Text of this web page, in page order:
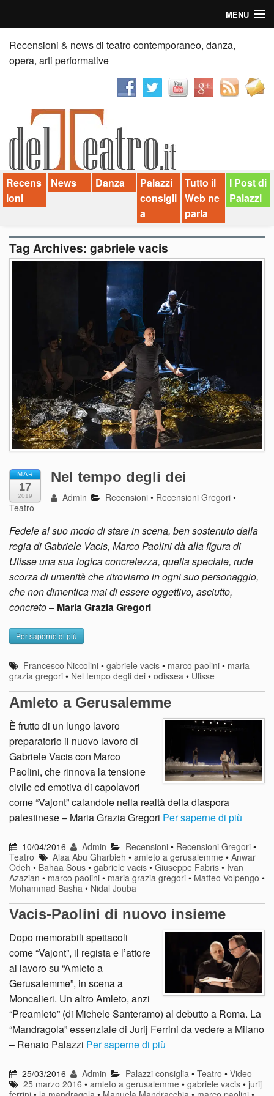
MENU
Home
Recensioni
News
Palazzi consiglia
Video
Chi siamo
Contatti
Recensioni & news di teatro contemporaneo, danza,
opera, arti performative
Recens
ioni
News Danza
Palazzi
consigli
a
Tutto il
Web ne
parla
I Post di
Palazzi
Tag Archives: gabriele vacis
MAR
17
2019
Nel tempo degli dei
Admin Recensioni • Recensioni Gregori •
Teatro
Fedele al suo modo di stare in scena, ben sostenuto dalla
regia di Gabriele Vacis, Marco Paolini dà alla figura di
Ulisse una sua logica concretezza, quella speciale, rude
scorza di umanità che ritroviamo in ogni suo personaggio,
che non dimentica mai di essere oggettivo, asciutto,
concreto– Maria Grazia Gregori
Per saperne di più
Francesco Niccolini •gabriele vacis • marco paolini • maria
grazia gregori • Nel tempo degli dei • odissea • Ulisse
Amleto a Gerusalemme
È frutto di un lungo lavoro
preparatorio il nuovo lavoro di
Gabriele Vacis con Marco
Paolini, che rinnova la tensione
civile ed emotiva di capolavori
come “Vajont” calandole nella realtà della diaspora
palestinese – Maria Grazia Gregori Per saperne di più
10/04/2016 Admin Recensioni• Recensioni Gregori•
Teatro
Alaa Abu Gharbieh •amleto a gerusalemme •Anwar
Odeh • Bahaa Sous • gabriele vacis • Giuseppe Fabris • Ivan
Azazian • marco paolini • maria grazia gregori • Matteo Volpengo •
Mohammad Basha • Nidal Jouba
Vacis-Paolini di nuovo insieme
Dopo memorabili spettacoli
come “Vajont”, il regista e l’attore
al lavoro su “Amleto a
Gerusalemme”, in scena a
Moncalieri. Un altro Amleto, anzi
“Preamleto” (di Michele Santeramo) al debutto a Roma. La
“Mandragola” essenziale di Jurij Ferrini da vedere a Milano
– Renato Palazzi Per saperne di più
25/03/2016 Admin Palazzi consiglia• Teatro • Video
25 marzo 2016 •amleto a gerusalemme •gabriele vacis •jurij